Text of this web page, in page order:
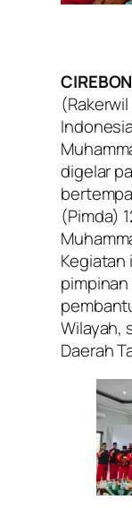
CIREBON
digelar
(Pimda)
Kegiatan
Wilayah,
Daerah